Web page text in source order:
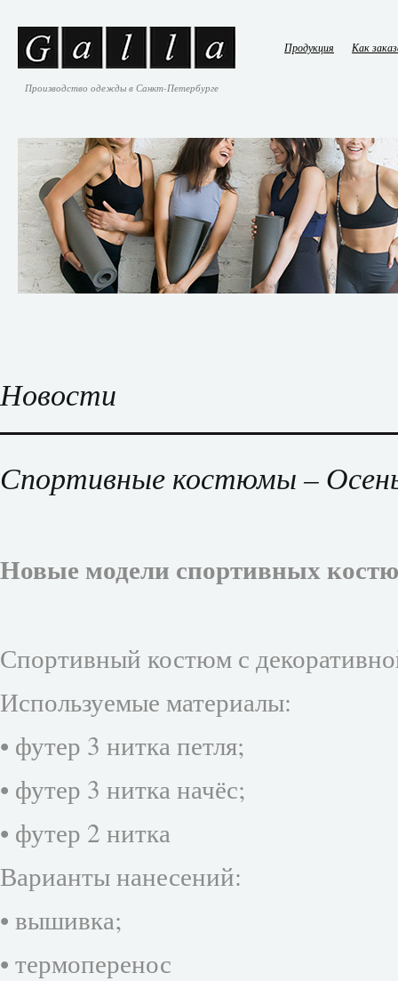
Производство одежды в Санкт-Петербурге
Продукция Как
Новости
Спортивные костюмы –
Новые модели спортивных
Спортивный костюм с
Используемые материалы:
• футер 3 нитка петля;
• футер 3 нитка начёс;
• футер 2 нитка
Варианты нанесений:
• вышивка;
• термоперенос